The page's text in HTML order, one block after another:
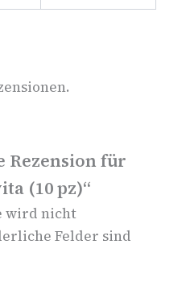
Rezension für
(10 pz)“
wird nicht
Felder sind